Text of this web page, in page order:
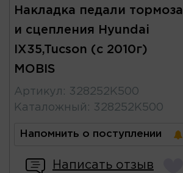
Накладка педали тормоза
и сцепления Hyundai
IX35,Tucson (с 2010г)
MOBIS
Артикул : 328252K500
Каталожный : 328252K500
Напомнить о поступлении
Написать отзыв